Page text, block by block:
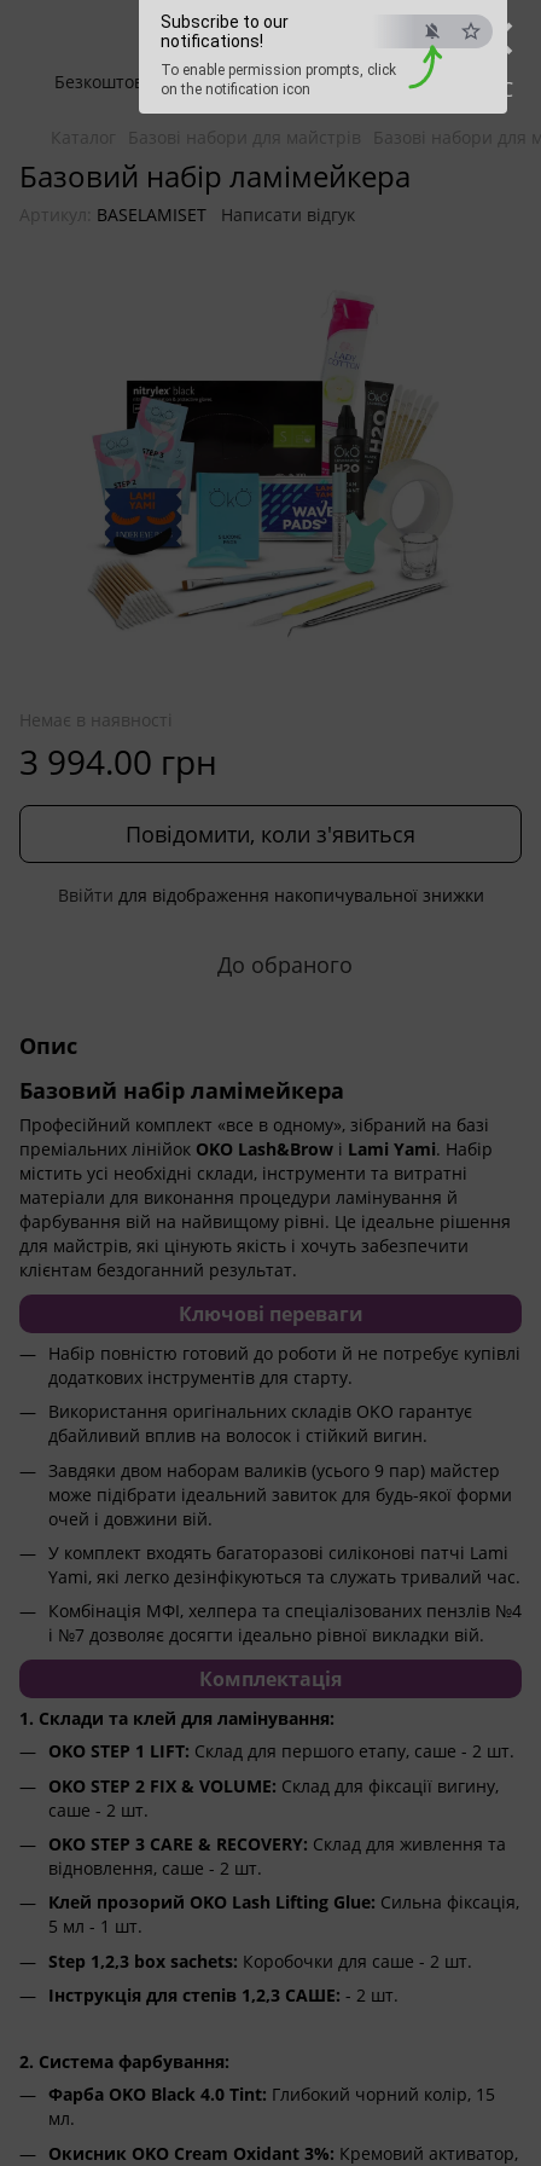
×
ESC
Subscribe to our
notifications!
To enable permission prompts, click
on the notification icon
Beauty Hunter
Безкоштовна доставка при замовленні від 2500 грн
Каталог Базові набори для майстрів Базові набори для
Базовий набір ламімейкера
Артикул: BASELAMISET Написати відгук
Немає в наявності
3 994.00 грн
Повідомити, коли з'явиться
Ввійти для відображення накопичувальної знижки
До обраного
Опис
Базовий набір ламімейкера
Професійний комплект «все в одному», зібраний на базі
преміальних лінійок OKO Lash&Brow і Lami Yami. Набір
містить усі необхідні склади, інструменти та витратні
матеріали для виконання процедури ламінування й
фарбування вій на найвищому рівні. Це ідеальне рішення
для майстрів, які цінують якість і хочуть забезпечити
клієнтам бездоганний результат.
Ключові переваги
Набір повністю готовий до роботи й не потребує купівлі
додаткових інструментів для старту.
Використання оригінальних складів OKO гарантує
дбайливий вплив на волосок і стійкий вигин.
Завдяки двом наборам валиків (усього 9 пар) майстер
може підібрати ідеальний завиток для будь-якої форми
очей і довжини вій.
У комплект входять багаторазові силіконові патчі Lami
Yami, які легко дезінфікуються та служать тривалий час.
Комбінація МФІ, хелпера та спеціалізованих пензлів №4
і №7 дозволяє досягти ідеально рівної викладки вій.
Комплектація
1. Склади та клей для ламінування:
OKO STEP 1 LIFT: Склад для першого етапу, саше - 2 шт.
OKO STEP 2 FIX & VOLUME: Склад для фіксації вигину,
саше - 2 шт.
OKO STEP 3 CARE & RECOVERY: Склад для живлення та
відновлення, саше - 2 шт.
Клей прозорий OKO Lash Lifting Glue: Сильна фіксація,
5 мл - 1 шт.
Step 1,2,3 box sachets: Коробочки для саше - 2 шт.
Інструкція для степів 1,2,3 САШЕ: - 2 шт.
2. Система фарбування:
Фарба OKO Black 4.0 Tint: Глибокий чорний колір, 15
мл.
Окисник OKO Cream Oxidant 3%: Кремовий активатор,